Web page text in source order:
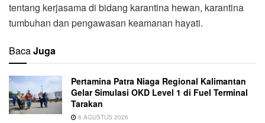
tentang kerjasama di bidang karantina hewan, karantina
tumbuhan dan pengawasan keamanan hayati.
BacaJuga
Pertamina Patra Niaga Regional Kalimantan
Gelar Simulasi OKD Level 1 di Fuel Terminal
Tarakan
6 AGUSTUS 2026